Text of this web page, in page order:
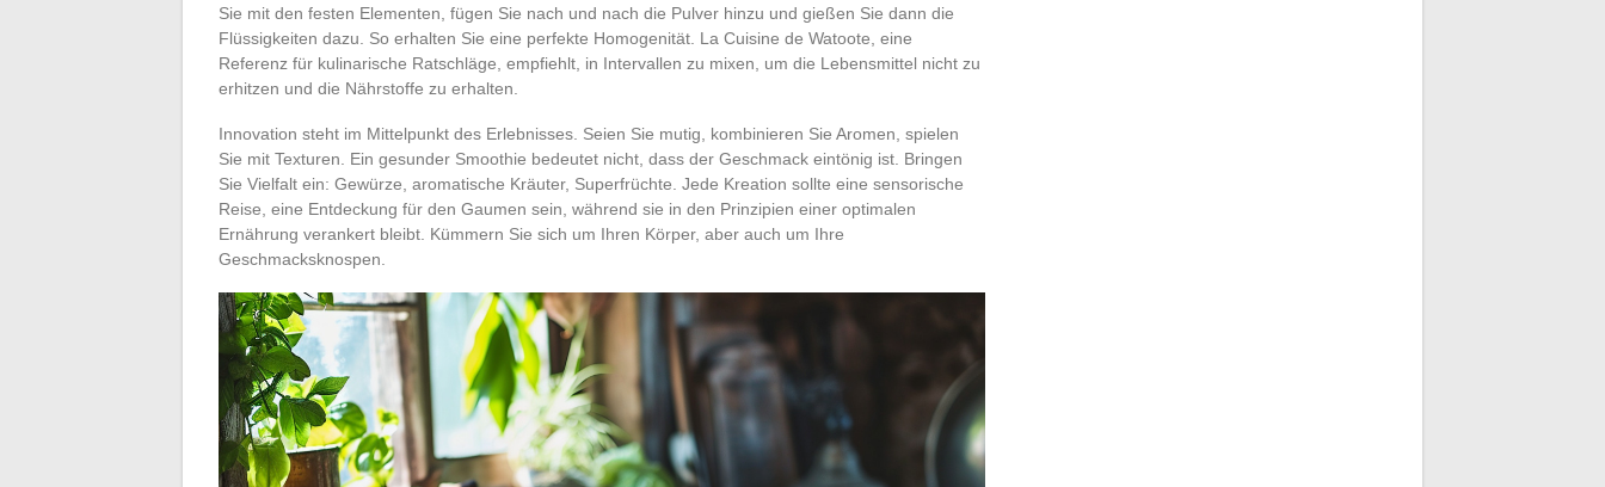
Sie mit den festen Elementen, fügen Sie nach und nach die Pulver hinzu und gießen Sie dann die
Flüssigkeiten dazu. So erhalten Sie eine perfekte Homogenität. La Cuisine de Watoote, eine
Referenz für kulinarische Ratschläge, empfiehlt, in Intervallen zu mixen, um die Lebensmittel nicht zu
erhitzen und die Nährstoffe zu erhalten.
Innovation steht im Mittelpunkt des Erlebnisses. Seien Sie mutig, kombinieren Sie Aromen, spielen
Sie mit Texturen. Ein gesunder Smoothie bedeutet nicht, dass der Geschmack eintönig ist. Bringen
Sie Vielfalt ein: Gewürze, aromatische Kräuter, Superfrüchte. Jede Kreation sollte eine sensorische
Reise, eine Entdeckung für den Gaumen sein, während sie in den Prinzipien einer optimalen
Ernährung verankert bleibt. Kümmern Sie sich um Ihren Körper, aber auch um Ihre
Geschmacksknospen.